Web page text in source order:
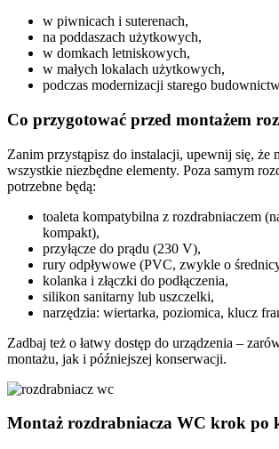
w piwnicach i suterenach,
na poddaszach użytkowych,
w domkach letniskowych,
w małych lokalach użytkowych,
podczas modernizacji starego
Co przygotować przed montażem
Zanim przystąpisz do instalacji, upewnij się, że
wszystkie niezbędne elementy. Poza samym
potrzebne będą:
toaleta kompatybilna z rozdrabniaczem
kompakt),
przyłącze do prądu (230 V),
rury odpływowe (PVC, zwykle o
kolanka i złączki do podłączenia,
silikon sanitarny lub uszczelki,
narzędzia: wiertarka, poziomica, klucz
Zadbaj też o łatwy dostęp do urządzenia –
montażu, jak i późniejszej konserwacji.
Montaż rozdrabniacza WC krok po